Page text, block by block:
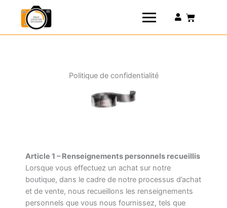
Connexion
Politique de confidentialité
Article 1 – Renseignements personnels recueillis
Lorsque vous effectuez un achat sur notre
boutique, dans le cadre de notre processus d’achat
et de vente, nous recueillons les renseignements
personnels que vous nous fournissez, tels que